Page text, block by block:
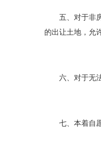
五、对于非房
的出让土地，允
六、对于无法
七、本着自愿